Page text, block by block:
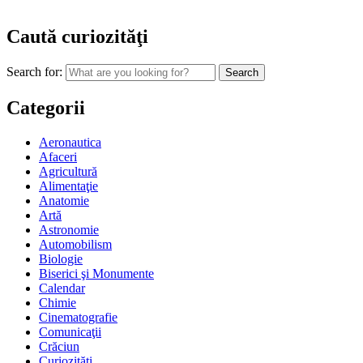
Caută curiozităţi
Search for:
Categorii
Aeronautica
Afaceri
Agricultură
Alimentaţie
Anatomie
Artă
Astronomie
Automobilism
Biologie
Biserici şi Monumente
Calendar
Chimie
Cinematografie
Comunicaţii
Crăciun